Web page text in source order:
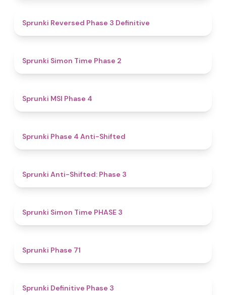
Sprunki Reversed Phase 3 Definitive
Sprunki Simon Time Phase 2
Sprunki MSI Phase 4
Sprunki Phase 4 Anti-Shifted
Sprunki Anti-Shifted: Phase 3
Sprunki Simon Time PHASE 3
Sprunki Phase 71
Sprunki Definitive Phase 3